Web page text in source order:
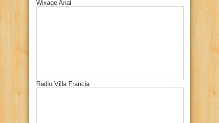
Wixage Anai
Radio Villa Francia